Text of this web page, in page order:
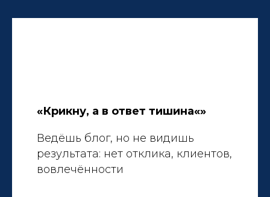
«Крикну, а в ответ тишина«»
Ведёшь блог, но не видишь
результата: нет отклика, клиентов,
вовлечённости